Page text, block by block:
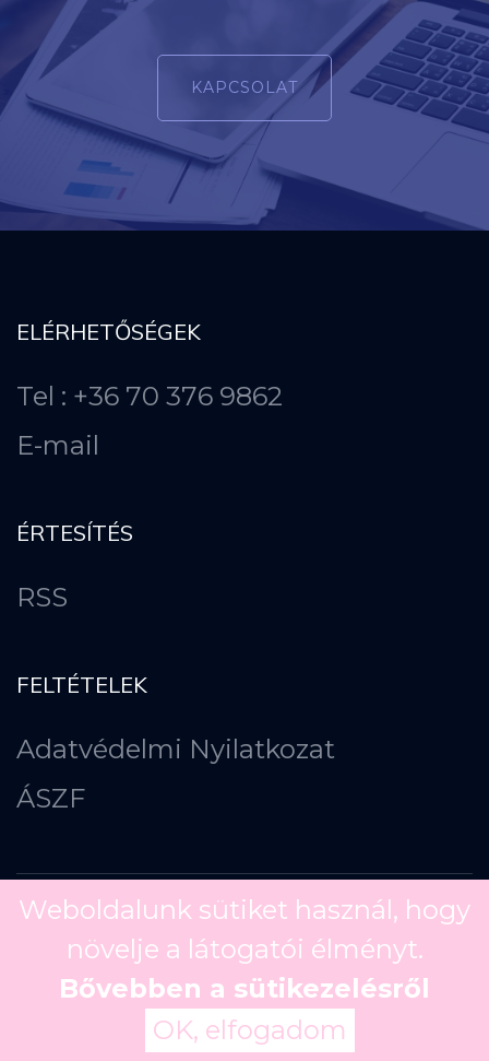
KAPCSOLAT
ELÉRHETŐSÉGEK
Tel : +36 70 376 9862
E-mail
ÉRTESÍTÉS
RSS
FELTÉTELEK
Adatvédelmi Nyilatkozat
ÁSZF
Copyright © 2026
Weboldalunk sütiket használ, hogy
növelje a látogatói élményt.
Bővebben a sütikezelésről
OK, elfogadom